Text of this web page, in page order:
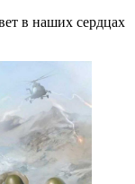
в наших сердцах